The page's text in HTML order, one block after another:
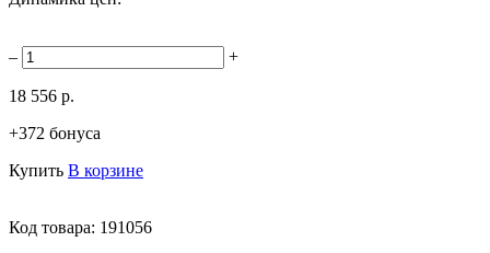
– +
18 556 р.
+372 бонуса
Купить В корзине
Код товара: 191056